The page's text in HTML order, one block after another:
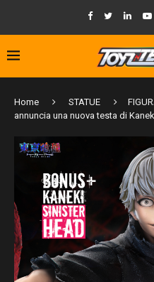
Home STATUE
annuncia una nuova testa di